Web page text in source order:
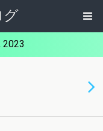
グ
2023